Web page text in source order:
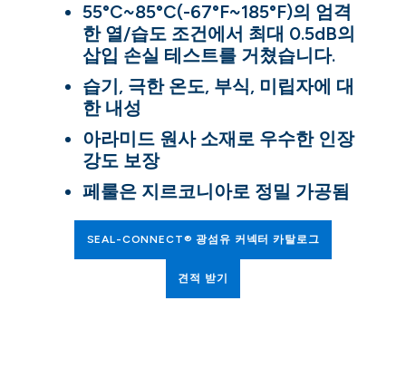
55°C~85°C(-67°F~185°F)의 엄격
한 열/습도 조건에서 최대 0.5dB의
삽입 손실 테스트를 거쳤습니다.
습기, 극한 온도, 부식, 미립자에 대
한 내성
아라미드 원사 소재로 우수한 인장
강도 보장
페룰은 지르코니아로 정밀 가공됨
SEAL-CONNECT® 광섬유 커넥터 카탈로그
견적 받기